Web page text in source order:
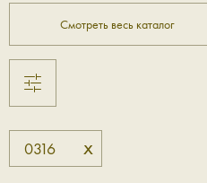
Смотреть весь каталог
0316 x